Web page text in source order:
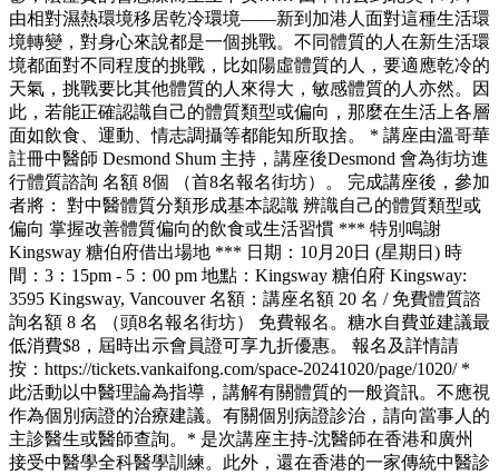
由相對濕熱環境移居乾冷環境——新到加港人面對這種生活環
境轉變，對身心來說都是一個挑戰。不同體質的人在新生活環
境都面對不同程度的挑戰，比如陽虛體質的人，要適應乾冷的
天氣，挑戰要比其他體質的人來得大，敏感體質的人亦然。因
此，若能正確認識自己的體質類型或偏向，那麼在生活上各層
面如飲食、運動、情志調攝等都能知所取捨。 * 講座由溫哥華
註冊中醫師 Desmond Shum 主持，講座後Desmond 會為街坊進
行體質諮詢 名額 8個 （首8名報名街坊）。 完成講座後，參加
者將： 對中醫體質分類形成基本認識 辨識自己的體質類型或
偏向 掌握改善體質偏向的飲食或生活習慣 *** 特別鳴謝
Kingsway 糖伯府借出場地 *** 日期：10月20日 (星期日) 時
間：3：15pm - 5：00 pm 地點：Kingsway 糖伯府 Kingsway:
3595 Kingsway, Vancouver 名額：講座名額 20 名 / 免費體質諮
詢名額 8 名 （頭8名報名街坊） 免費報名。糖水自費並建議最
低消費$8，屆時出示會員證可享九折優惠。 報名及詳情請
按：https://tickets.vankaifong.com/space-20241020/page/1020/ *
此活動以中醫理論為指導，講解有關體質的一般資訊。不應視
作為個別病證的治療建議。有關個別病證診治，請向當事人的
主診醫生或醫師查詢。* 是次講座主持-沈醫師在香港和廣州
接受中醫學全科醫學訓練。此外，還在香港的一家傳統中醫診